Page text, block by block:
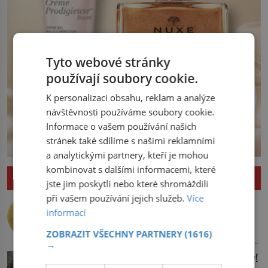
ZAJÍMAVOSTI
Nejlepší úkryt pro Nobelovy ceny?
Po dvou dlouhých letech otevírá dveře
své laboratoře. Oči prolétnou po stole,
aby pak ulpěly na regálu, kde se nachází
všemožné látky. Hledá žluto-oranžovou
Upíří jelen: Seznamte se, kabar pižmový!
Tyto webové stránky
používají soubory cookie.
K personalizaci obsahu, reklam a analýze
návštěvnosti používáme soubory cookie.
Informace o vašem používání našich
stránek také sdílíme s našimi reklamními
a analytickými partnery, kteří je mohou
kombinovat s dalšími informacemi, které
jste jim poskytli nebo které shromáždili
při vašem používání jejich služeb.Více
informací
ZOBRAZIT VŠECHNY PARTNERY(1616)
→